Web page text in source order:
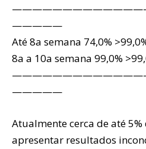
—————
Até 8a semana 74,0%
8a a 10a semana 99,0%
—————
Atualmente cerca de até
apresentar resultados